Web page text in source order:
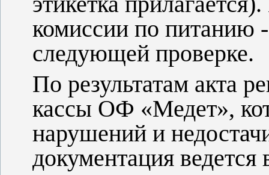
комиссии по питанию
следующей проверке.
По результатам акта
кассы ОФ «Медет»,
нарушений и
документация